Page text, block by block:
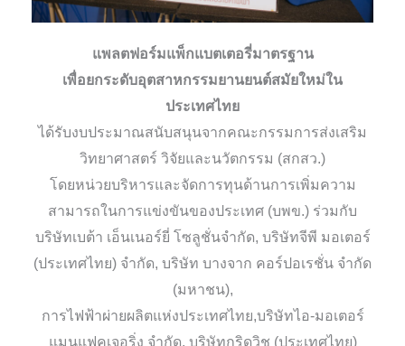
แพลตฟอร์มแพ็กแบตเตอรี่มาตรฐาน
เพื่อยกระดับอุตสาหกรรมยานยนต์สมัยใหม่ใน
ประเทศไทย
ได้รับงบประมาณสนับสนุนจากคณะกรรมการส่งเสริม
วิทยาศาสตร์ วิจัยและนวัตกรรม (สกสว.)
โดยหน่วยบริหารและจัดการทุนด้านการเพิ่มความ
สามารถในการแข่งขันของประเทศ (บพข.) ร่วมกับ
บริษัทเบต้า เอ็นเนอร์ยี่ โซลูชั่นจำกัด, บริษัทจีพี มอเตอร์
(ประเทศไทย) จำกัด, บริษัท บางจาก คอร์ปอเรชั่น จำกัด
(มหาชน),
การไฟฟ้าผ่ายผลิตแห่งประเทศไทย,บริษัทไอ-มอเตอร์
แมนูแฟคเจอริ่ง จำกัด, บริษัทกริดวิช (ประเทศไทย)